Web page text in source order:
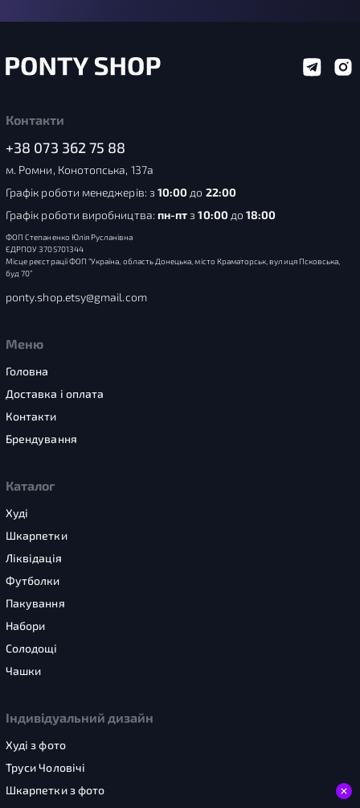
Контакти
+38 073 362 75 88
м. Ромни, Конотопська, 137а
Графік роботи менеджерів: з 10:00 до 22:00
Графік роботи виробництва: пн-пт з10:00до18:00
ФОП Степаненко Юлія Русланівна
ЄДРПОУ 3705701344
Місце реєстрації ФОП “Україна, область Донецька, місто Краматорськ, вулиця Псковська,
буд 70”
ponty.shop.etsy@gmail.com
Меню
Головна
Доставка і оплата
Контакти
Брендування
Каталог
Худі
Шкарпетки
Ліквідація
Футболки
Пакування
Набори
Солодощі
Чашки
Індивідуальний дизайн
Худі з фото
Труси Чоловічі
Шкарпетки з фото